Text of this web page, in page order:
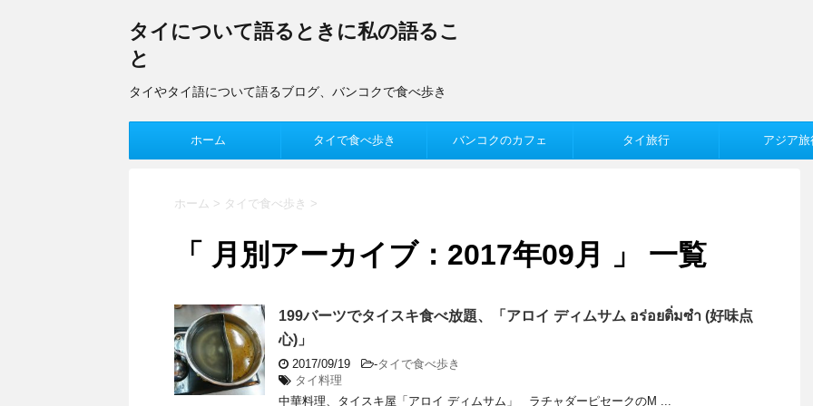
タイについて語るときに私の語るこ
と
タイやタイ語について語るブログ、バンコクで食べ歩き
ホーム タイで食べ歩き バンコクのカフェ タイ旅行 アジア旅
ホーム > タイで食べ歩き >
「 月別アーカイブ：2017年09月 」 一覧
199バーツでタイスキ食べ放題、「アロイ ディムサム อร่อยติ่มซำ (好味点
心)」
2017/09/19 -タイで食べ歩き
タイ料理
中華料理、タイスキ屋「アロイ ディムサム」 ラチャダーピセークのM ...